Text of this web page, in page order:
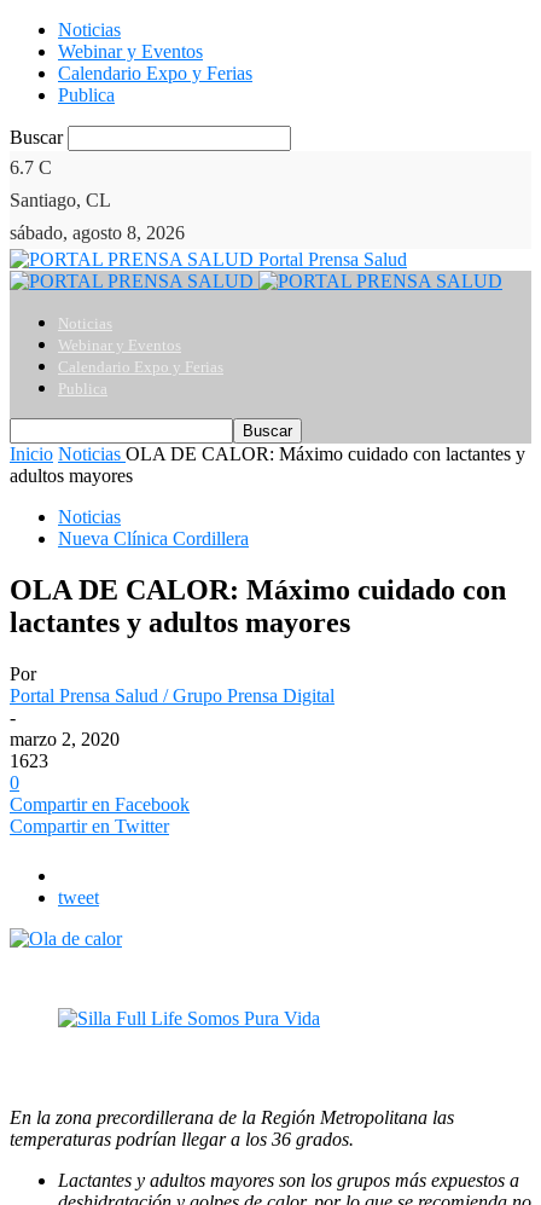
Noticias
Webinar y Eventos
Calendario Expo y Ferias
Publica
Buscar
6.7 C
Santiago, CL
sábado, agosto 8, 2026
Portal Prensa Salud
Noticias
Webinar y Eventos
Calendario Expo y Ferias
Publica
Inicio Noticias OLA DE CALOR: Máximo cuidado con lactantes y
adultos mayores
Noticias
Nueva Clínica Cordillera
OLA DE CALOR: Máximo cuidado con
lactantes y adultos mayores
Por
Portal Prensa Salud / Grupo Prensa Digital
-
marzo 2, 2020
1623
0
Compartir en Facebook
Compartir en Twitter
tweet
En la zona precordillerana de la Región Metropolitana las
temperaturas podrían llegar a los 36 grados.
Lactantes y adultos mayores son los grupos más expuestos a